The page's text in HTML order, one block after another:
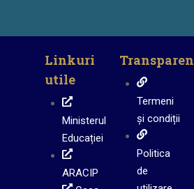
Linkuri
utile
Ministerul
Educației
ARACIP
Termeni
și condiții
Politica
de